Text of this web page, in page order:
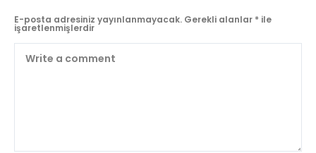
E-posta adresiniz yayınlanmayacak. Gerekli alanlar * ile
işaretlenmişlerdir